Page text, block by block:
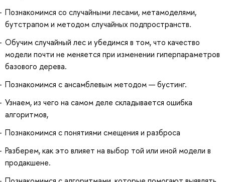
Познакомимся со случайными лесами, метамоделями,
бутстрапом и методом случайных подпространств.
Обучим случайный лес и убедимся в том, что качество
модели почти не меняется при изменении гиперпараметров
базового дерева.
Познакомимся с ансамблевым методом — бустинг.
Узнаем, из чего на самом деле складывается ошибка
алгоритмов,
Познакомимся с понятиями смещения и разброса
Разберем, как это влияет на выбор той или иной модели в
продакшене.